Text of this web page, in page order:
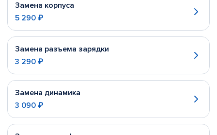
Замена корпуса
5 290 ₽
Замена разъема зарядки
3 290 ₽
Замена динамика
3 090 ₽